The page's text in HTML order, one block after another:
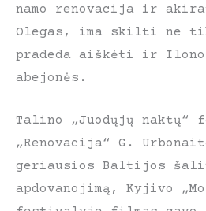
namo renovacija ir
Olegas, ima skilti ne
pradeda aiškėti ir
abejonės.
Talino „Juodųjų naktų“
„Renovacija“ G.
geriausios Baltijos
apdovanojimą, Kyjivo